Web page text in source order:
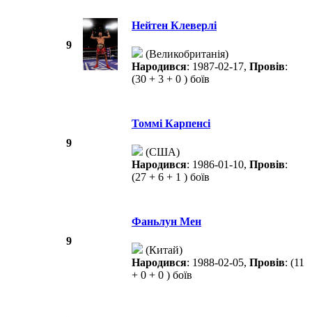
9
Нейтен Клеверлі
(Великобританія)
Народився: 1987-02-17, Провів:
(30 + 3 + 0 ) боїв
9
Томмі Карпенсі
(США)
Народився: 1986-01-10, Провів:
(27 + 6 + 1 ) боїв
9
Фаньлун Мен
(Китай)
Народився: 1988-02-05, Провів: (11
+ 0 + 0 ) боїв